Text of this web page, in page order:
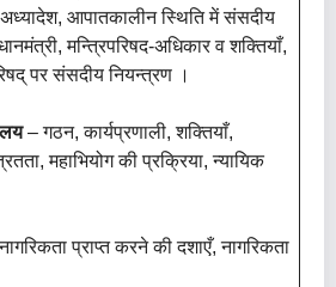
अध्यादेश, आपातकालीन स्थिति में संसदीय
मन्त्रिपरिषद-अधिकार व शक्तियाँ,
पर संसदीय नियन्त्रण ।
– गठन, कार्यप्रणाली, शक्तियाँ,
महाभियोग की प्रक्रिया, न्यायिक
प्राप्त करने की दशाएँ, नागरिकता